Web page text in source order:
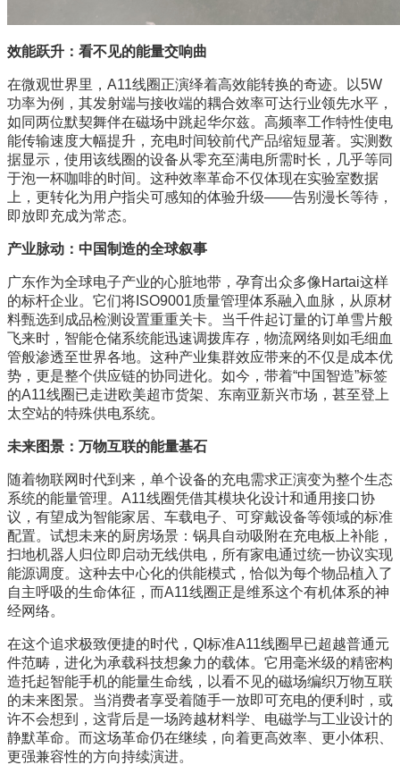
效能跃升：看不见的能量交响曲
在微观世界里，A11线圈正演绎着高效能转换的奇迹。以5W
功率为例，其发射端与接收端的耦合效率可达行业领先水平，
如同两位默契舞伴在磁场中跳起华尔兹。高频率工作特性使电
能传输速度大幅提升，充电时间较前代产品缩短显著。实测数
据显示，使用该线圈的设备从零充至满电所需时长，几乎等同
于泡一杯咖啡的时间。这种效率革命不仅体现在实验室数据
上，更转化为用户指尖可感知的体验升级——告别漫长等待，
即放即充成为常态。
产业脉动：中国制造的全球叙事
广东作为全球电子产业的心脏地带，孕育出众多像Hartai这样
的标杆企业。它们将ISO9001质量管理体系融入血脉，从原材
料甄选到成品检测设置重重关卡。当千件起订量的订单雪片般
飞来时，智能仓储系统能迅速调拨库存，物流网络则如毛细血
管般渗透至世界各地。这种产业集群效应带来的不仅是成本优
势，更是整个供应链的协同进化。如今，带着“中国智造”标签
的A11线圈已走进欧美超市货架、东南亚新兴市场，甚至登上
太空站的特殊供电系统。
未来图景：万物互联的能量基石
随着物联网时代到来，单个设备的充电需求正演变为整个生态
系统的能量管理。A11线圈凭借其模块化设计和通用接口协
议，有望成为智能家居、车载电子、可穿戴设备等领域的标准
配置。试想未来的厨房场景：锅具自动吸附在充电板上补能，
扫地机器人归位即启动无线供电，所有家电通过统一协议实现
能源调度。这种去中心化的供能模式，恰似为每个物品植入了
自主呼吸的生命体征，而A11线圈正是维系这个有机体系的神
经网络。
在这个追求极致便捷的时代，QI标准A11线圈早已超越普通元
件范畴，进化为承载科技想象力的载体。它用毫米级的精密构
造托起智能手机的能量生命线，以看不见的磁场编织万物互联
的未来图景。当消费者享受着随手一放即可充电的便利时，或
许不会想到，这背后是一场跨越材料学、电磁学与工业设计的
静默革命。而这场革命仍在继续，向着更高效率、更小体积、
更强兼容性的方向持续演进。